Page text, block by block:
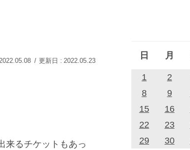
2022.05.23
来るチケットもあっ
日 月
1 2
8
9
15
16
22
23
29
30